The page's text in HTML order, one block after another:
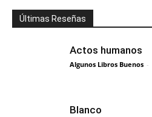
Últimas Reseñas
Actos humanos
Algunos Libros Buenos -
Blanco